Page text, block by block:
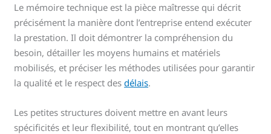
Le mémoire technique est la pièce maîtresse qui décrit
précisément la manière dont l’entreprise entend exécuter
la prestation. Il doit démontrer la compréhension du
besoin, détailler les moyens humains et matériels
mobilisés, et préciser les méthodes utilisées pour garantir
la qualité et le respect desdélais.
Les petites structures doivent mettre en avant leurs
spécificités et leur flexibilité, tout en montrant qu’elles